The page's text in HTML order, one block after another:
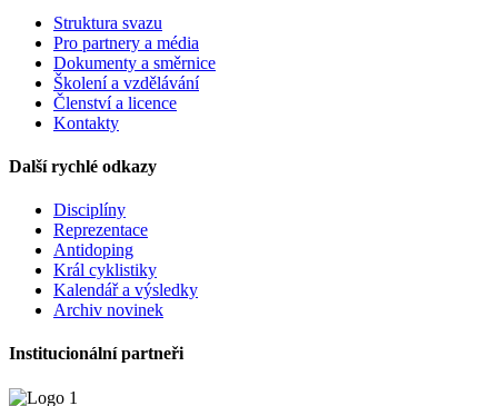
Struktura svazu
Pro partnery a média
Dokumenty a směrnice
Školení a vzdělávání
Členství a licence
Kontakty
Další rychlé odkazy
Disciplíny
Reprezentace
Antidoping
Král cyklistiky
Kalendář a výsledky
Archiv novinek
Institucionální partneři